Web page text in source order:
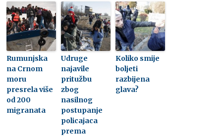
Rumunjska
na Crnom
moru
presrela više
od 200
migranata
Udruge
najavile
pritužbu
zbog
nasilnog
postupanje
policajaca
prema
Koliko smije
boljeti
razbijena
glava?